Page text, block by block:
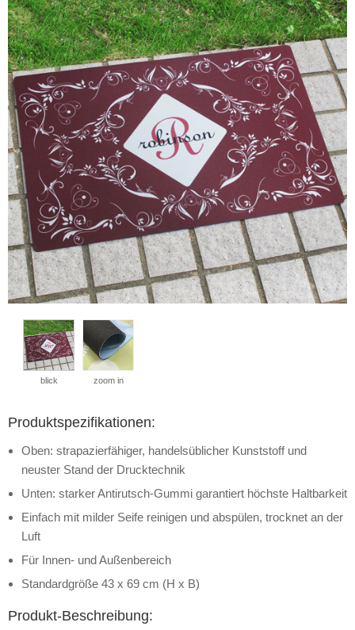
blick zoom in
Produktspezifikationen:
Oben: strapazierfähiger, handelsüblicher Kunststoff und
neuster Stand der Drucktechnik
Unten: starker Antirutsch-Gummi garantiert höchste Haltbarkeit
Einfach mit milder Seife reinigen und abspülen, trocknet an der
Luft
Für Innen- und Außenbereich
Standardgröße 43 x 69 cm (H x B)
Produkt-Beschreibung: